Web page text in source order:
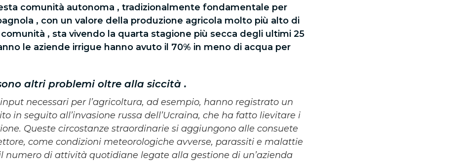
comunità autonoma , tradizionalmente fondamentale per
, con un valore della produzione agricola molto più alto di
, sta vivendo la quarta stagione più secca degli ultimi 25
le aziende irrigue hanno avuto il 70% in meno di acqua per
altri problemi oltre alla siccità .
input necessari per l’agricoltura, ad esempio, hanno registrato un
in seguito all’invasione russa dell’Ucraina, che ha fatto lievitare i
Queste circostanze straordinarie si aggiungono alle consuete
come condizioni meteorologiche avverse, parassiti e malattie
numero di attività quotidiane legate alla gestione di un’azienda